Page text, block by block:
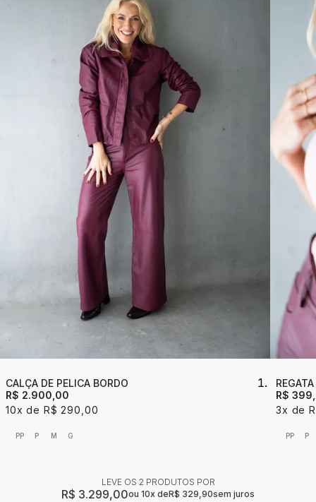
CALÇA DE PELICA BORDO
R$ 2.900,00
10x
R$ 290,00
PP P M G
R$
3x
PP P
LEVE OS 2 PRODUTOS
R$ 3.299,00 10x R$ 329,90sem juros